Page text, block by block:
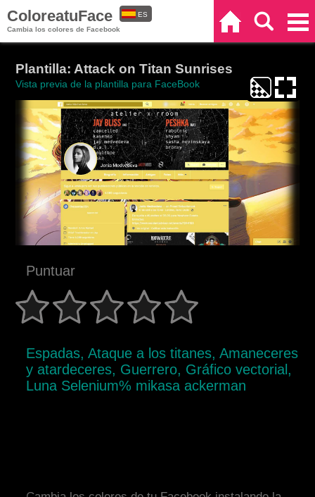
ColoreatuFace
Cambia los colores de Facebook
ES
Plantilla: Attack on Titan Sunrises
Vista previa de la plantilla para FaceBook
Puntuar
Espadas, Ataque a los titanes, Amaneceres
y atardeceres, Guerrero, Gráfico vectorial,
Luna Selenium% mikasa ackerman